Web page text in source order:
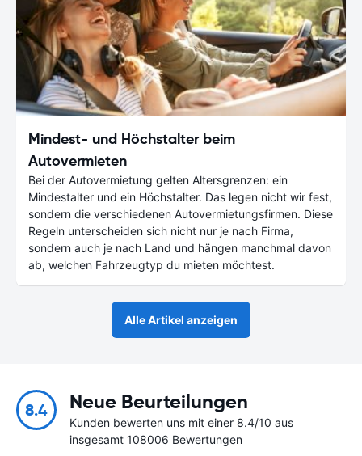
Mindest- und Höchstalter beim
Autovermieten
Bei der Autovermietung gelten Altersgrenzen: ein
Mindestalter und ein Höchstalter. Das legen nicht wir fest,
sondern die verschiedenen Autovermietungsfirmen. Diese
Regeln unterscheiden sich nicht nur je nach Firma,
sondern auch je nach Land und hängen manchmal davon
ab, welchen Fahrzeugtyp du mieten möchtest.
Alle Artikel anzeigen
8.4 Neue Beurteilungen
Kunden bewerten uns mit einer 8.4/10 aus
insgesamt 108006 Bewertungen